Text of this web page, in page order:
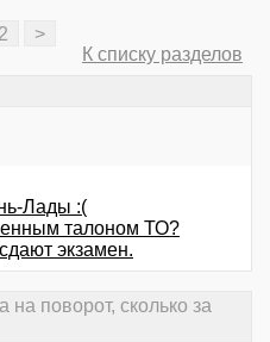
2
>
К списку разделов
Лады :(
талоном ТО?
экзамен.
поворот, сколько за